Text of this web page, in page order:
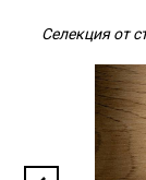
Селекция от